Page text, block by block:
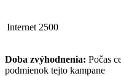
Internet 2500
Doba zvýhodnenia: Počas
podmienok tejto kampane